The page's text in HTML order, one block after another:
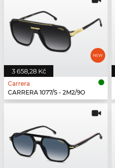
3 658,28 Kč
Carrera
CARRERA 1077/S - 2M2/9O